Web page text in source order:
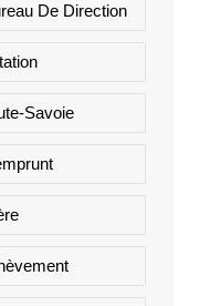
De Direction
Savoie